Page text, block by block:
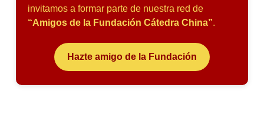
invitamos a formar parte de nuestra red de
“Amigos de la Fundación Cátedra China”.
Hazte amigo de la Fundación